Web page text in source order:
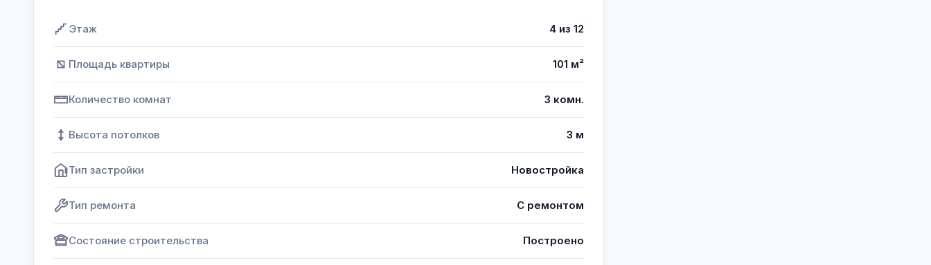
Этаж 4 из 12
Площадь квартиры 101 м²
Количество комнат 3 комн.
Высота потолков 3 м
Тип застройки Новостройка
Тип ремонта С ремонтом
Состояние строительства Построено